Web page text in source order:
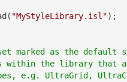
"MyStyleLibrary.isl");